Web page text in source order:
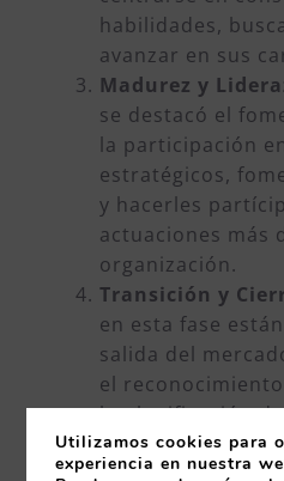
habilidades,
avanzar en sus
Madurez y
se destacó el
la participación
estratégicos,
y hacerles
actuaciones más
organización.
Transición y
en esta fase
salida del
el
la planificación
suave hacia la
Utilizamos cookies para
experiencia en nuestra